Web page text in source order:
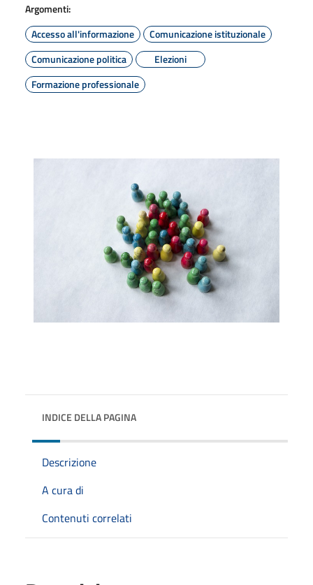
Argomenti:
Accesso all'informazione
Comunicazione istituzionale
Comunicazione politica
Elezioni
Formazione professionale
INDICE DELLA PAGINA
Descrizione
A cura di
Contenuti correlati